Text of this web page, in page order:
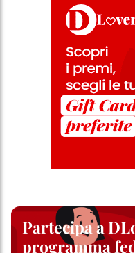
Partecipa a
programma